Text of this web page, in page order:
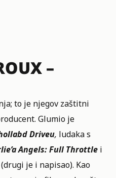
–
to je njegov zaštitni
Glumio je
Driveu, ludaka s
Angels: Full Throttle i
je i napisao). Kao